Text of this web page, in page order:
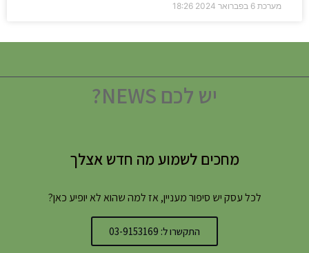
מערכת 6 בפברואר 2024 18:26
יש לכם NEWS?
מחכים לשמוע מה חדש אצלך
לכל עסק יש סיפור מעניין, אז למה שהוא לא יופיע כאן?
התקשרו ל: 03-9153169